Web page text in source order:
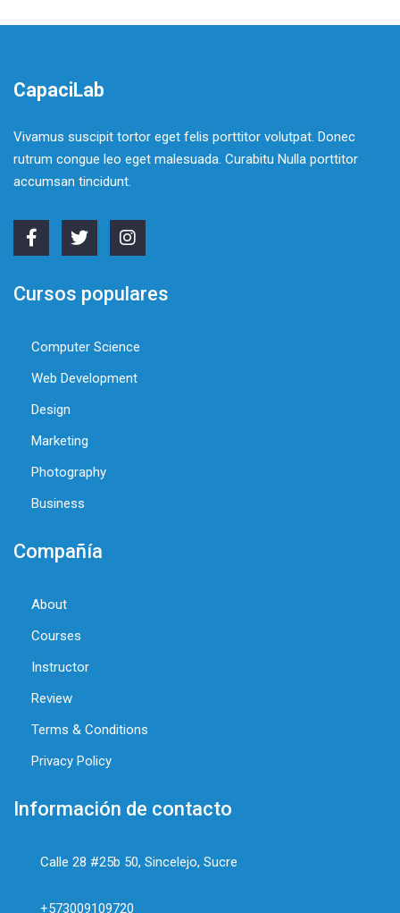
CapaciLab
Vivamus suscipit tortor eget felis porttitor volutpat. Donec
rutrum congue leo eget malesuada. Curabitu Nulla porttitor
accumsan tincidunt.
Cursos populares
Computer Science
Web Development
Design
Marketing
Photography
Business
Compañía
About
Courses
Instructor
Review
Terms & Conditions
Privacy Policy
Información de contacto
Calle 28 #25b 50, Sincelejo, Sucre
+573009109720